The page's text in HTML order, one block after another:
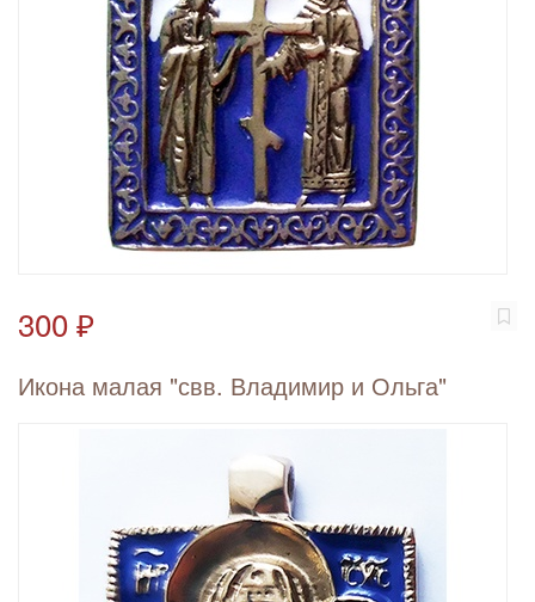
300 ₽
Икона малая "свв. Владимир и Ольга"